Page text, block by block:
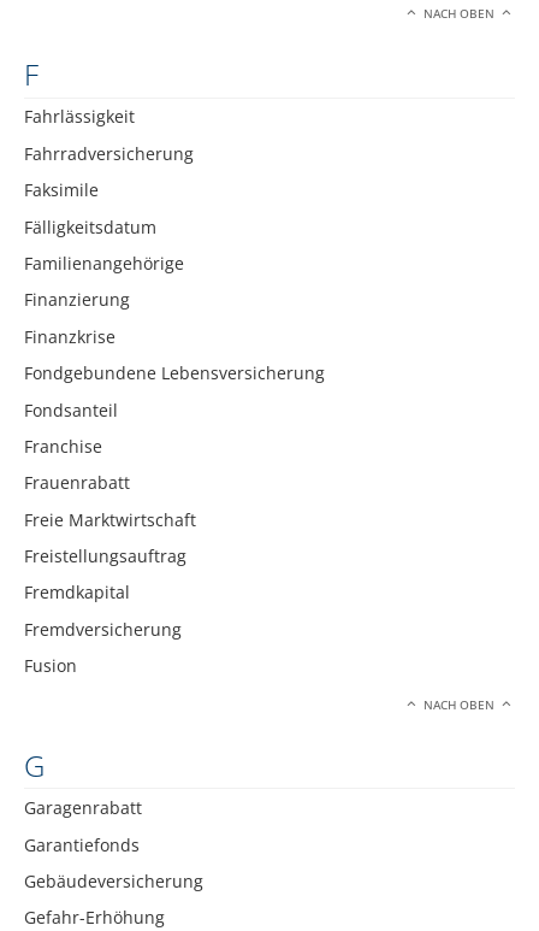
NACH OBEN
F
Fahrlässigkeit
Fahrradversicherung
Faksimile
Fälligkeitsdatum
Familienangehörige
Finanzierung
Finanzkrise
Fondgebundene Lebensversicherung
Fondsanteil
Franchise
Frauenrabatt
Freie Marktwirtschaft
Freistellungsauftrag
Fremdkapital
Fremdversicherung
Fusion
NACH OBEN
G
Garagenrabatt
Garantiefonds
Gebäudeversicherung
Gefahr-Erhöhung